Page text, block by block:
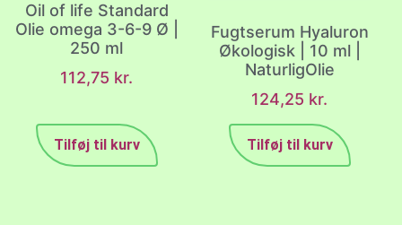
Oil of life Standard
Olie omega 3-6-9 Ø |
250 ml
112,75 kr.
Tilføj til kurv
Fugtserum Hyaluron
Økologisk | 10 ml |
NaturligOlie
124,25 kr.
Tilføj til kurv